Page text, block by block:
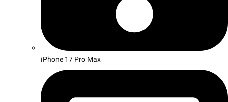
iPhone 17 Pro Max